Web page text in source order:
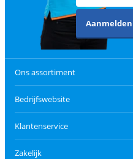
Aanmelden
Ons assortiment
Bedrijfswebsite
Klantenservice
Zakelijk